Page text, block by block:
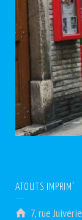
ATOUTS IMPRIM’
7, rue Juiverie